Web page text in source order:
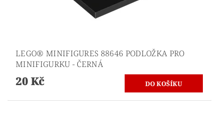
LEGO® MINIFIGURES 88646 PODLOŽKA PRO
MINIFIGURKU - ČERNÁ
20 Kč